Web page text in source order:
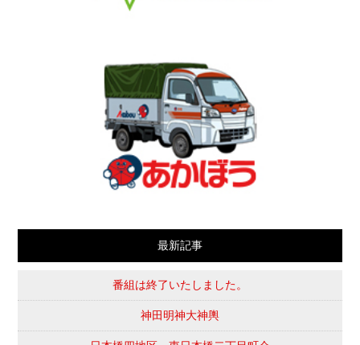
最新記事
番組は終了いたしました。
神田明神大神輿